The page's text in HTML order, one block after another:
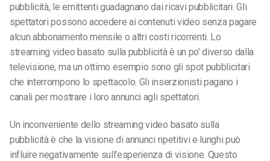
pubblicità, le emittenti guadagnano dai ricavi pubblicitari. Gli
spettatori possono accedere ai contenuti video senza pagare
alcun abbonamento mensile o altri costi ricorrenti. Lo
streaming video basato sulla pubblicità è un po’ diverso dalla
televisione, ma un ottimo esempio sono gli spot pubblicitari
che interrompono lo spettacolo. Gli inserzionisti pagano i
canali per mostrare i loro annunci agli spettatori.
Un inconveniente dello streaming video basato sulla
pubblicità è che la visione di annunci ripetitivi e lunghi può
influire negativamente sull’esperienza di visione. Questo